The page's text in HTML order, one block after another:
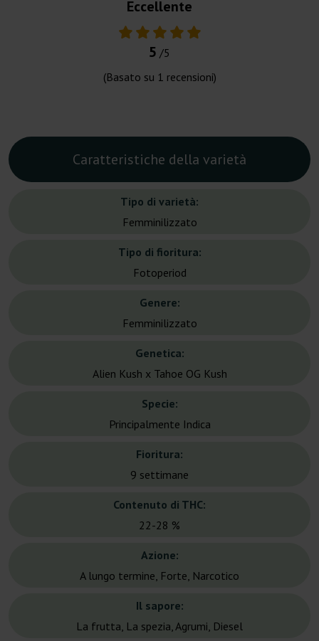
Eccellente
5 /5
(Basato su 1 recensioni)
Caratteristiche della varietà
Tipo di varietà:
Femminilizzato
Tipo di fioritura:
Fotoperiod
Genere:
Femminilizzato
Genetica:
Alien Kush x Tahoe OG Kush
Specie:
Principalmente Indica
Fioritura:
9 settimane
Contenuto di THC:
22-28 %
Azione:
A lungo termine, Forte, Narcotico
Il sapore:
La frutta, La spezia, Agrumi, Diesel